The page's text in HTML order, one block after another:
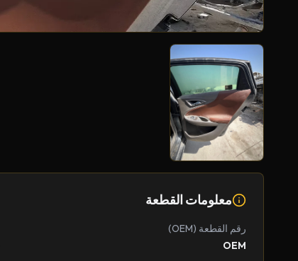
معلومات القطعة
رقم القطعة (OEM)
OEM